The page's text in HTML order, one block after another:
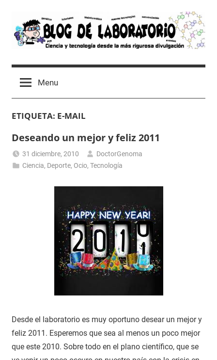
content
Blog
de
Laboratorio
Tutoriales,
Ocio
un
Laboratorio
de
Menu
ETIQUETA: E-MAIL
Deseando un mejor y feliz 2011
31 diciembre, 2010
DoctorGenoma
Ciencia, Deporte, Ocio,Tecnología
Desde el laboratorio es muy oportuno desear un mejor y
feliz 2011. Esperemos que sea al menos un poco mejor
que este 2010. Sobre todo en el plano científico, que se